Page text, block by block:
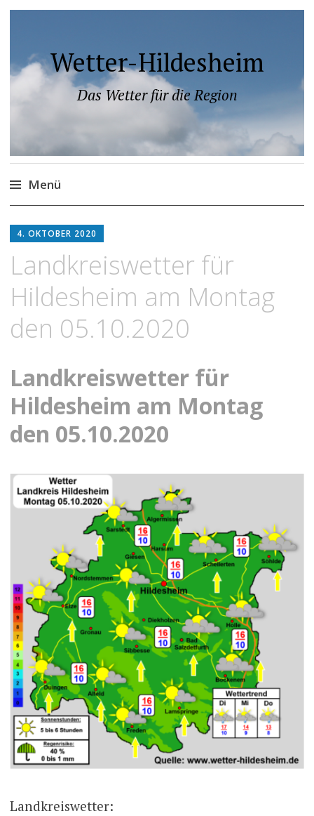
Wetter-Hildesheim
Das Wetter für die Region
Menü
Inhalt
4. OKTOBER 2020
Landkreiswetter für
Hildesheim am Montag
den 05.10.2020
Landkreiswetter für
Hildesheim am Montag
den 05.10.2020
Landkreiswetter: